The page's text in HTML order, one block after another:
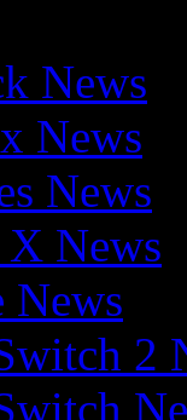
News
News
News
News
News
2